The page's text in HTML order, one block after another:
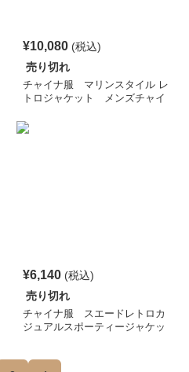
¥10,080 (税込)
売り切れ
チャイナ服 マリンスタイル レ
トロジャケット メンズチャイ
¥6,140 (税込)
売り切れ
チャイナ服 スエードレトロカ
ジュアルスポーティージャケッ